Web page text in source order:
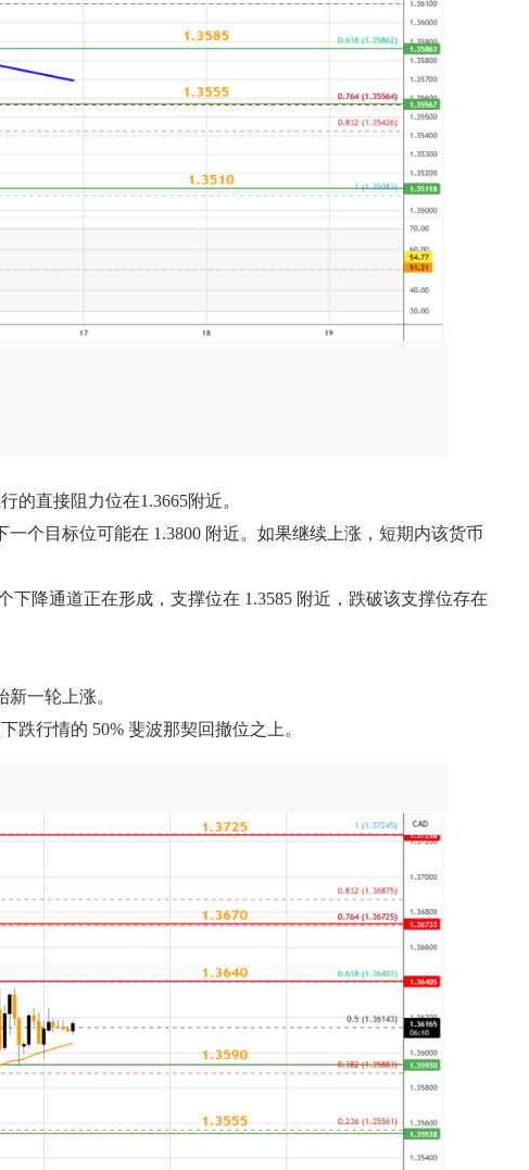
的直接阻力位在1.3665附近。
个目标位可能在 1.3800 附近。如果继续上涨，短期内该货币
降通道正在形成，支撑位在 1.3585 附近，跌破该支撑位存在
一轮上涨。
跌行情的 50% 斐波那契回撤位之上。